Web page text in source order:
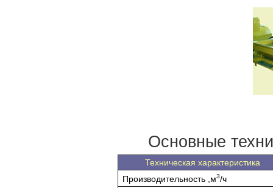
Основные
Техническая характеристика
Производительность ,м3/ч